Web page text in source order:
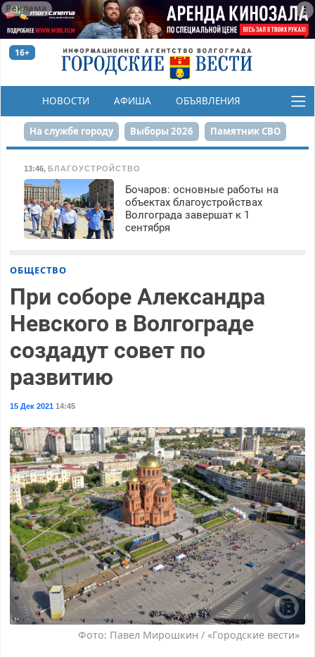
Реклама
16+
НОВОСТИ АФИША ОБЪЯВЛЕНИЯ
КОНКУРСЫ
На службе городу Выборы 2026 Памятник СВО
Сталинград в сердце
Набережная День Победы Реконструкция ЦПКиО
80-летие Победы Парк Героев-летчиков
13:46, БЛАГОУСТРОЙСТВО
Бочаров: основные работы на
объектах благоустройствах
Волгограда завершат к 1
сентября
ОБЩЕСТВО
При соборе Александра
Невского в Волгограде
создадут совет по
развитию
15 Дек 202114:45
Фото: Павел Мирошкин / «Городские вести»